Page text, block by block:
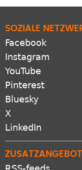
SOZIALE
Facebook
Instagram
YouTube
Pinterest
Bluesky
X
LinkedIn